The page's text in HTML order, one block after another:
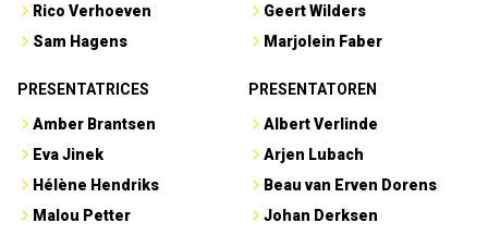
Rico Verhoeven
Sam Hagens
Geert Wilders
Marjolein Faber
PRESENTATRICES
Amber Brantsen
Eva Jinek
Hélène Hendriks
Malou Petter
PRESENTATOREN
Albert Verlinde
Arjen Lubach
Beau van Erven Dorens
Johan Derksen